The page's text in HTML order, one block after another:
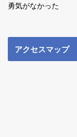
勇気がなかった
アクセスマップ